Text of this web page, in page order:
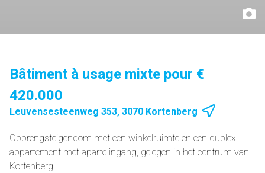
Bâtiment à usage mixte pour €
420.000
Leuvensesteenweg 353, 3070 Kortenberg
Opbrengsteigendom met een winkelruimte en een duplex-
appartement met aparte ingang, gelegen in het centrum van
Kortenberg.